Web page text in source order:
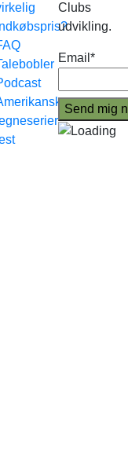
Clubs
udvikling.
Email*